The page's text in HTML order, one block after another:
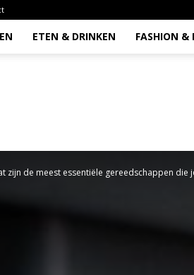
ETEN & DRINKEN FASHION &
zijn de meest essentiële gereedschappen die